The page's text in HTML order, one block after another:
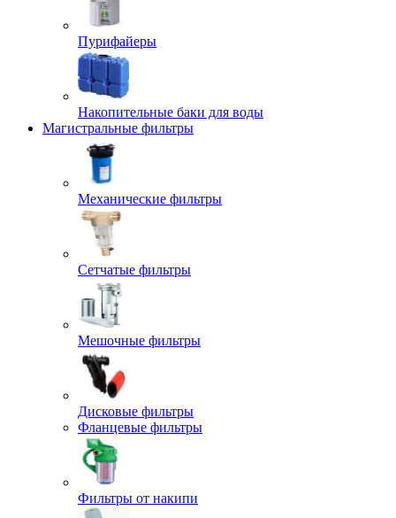
Пурифайеры
Накопительные баки для воды
Магистральные фильтры
Механические фильтры
Сетчатые фильтры
Мешочные фильтры
Дисковые фильтры
Фланцевые фильтры
Фильтры от накипи